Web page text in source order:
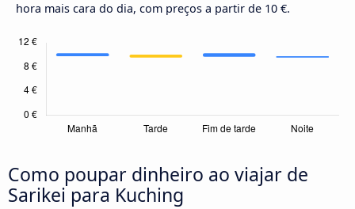
hora mais cara do dia, com preços a partir de 10 €.
Como poupar dinheiro ao viajar de
Sarikei para Kuching